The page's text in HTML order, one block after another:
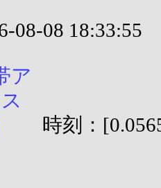
08-08 18:33:55
時刻：